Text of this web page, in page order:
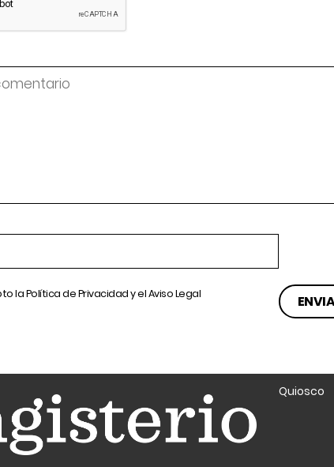
laPolítica de Privacidady elAviso Legal
Quiosco